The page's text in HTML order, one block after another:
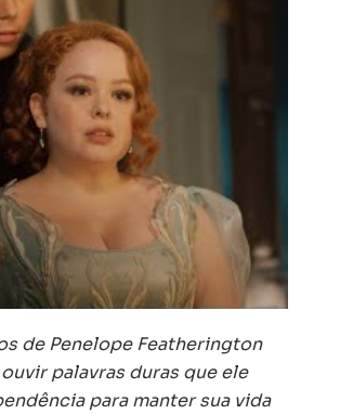
de Penelope Featherington
palavras duras que ele
para manter sua vida